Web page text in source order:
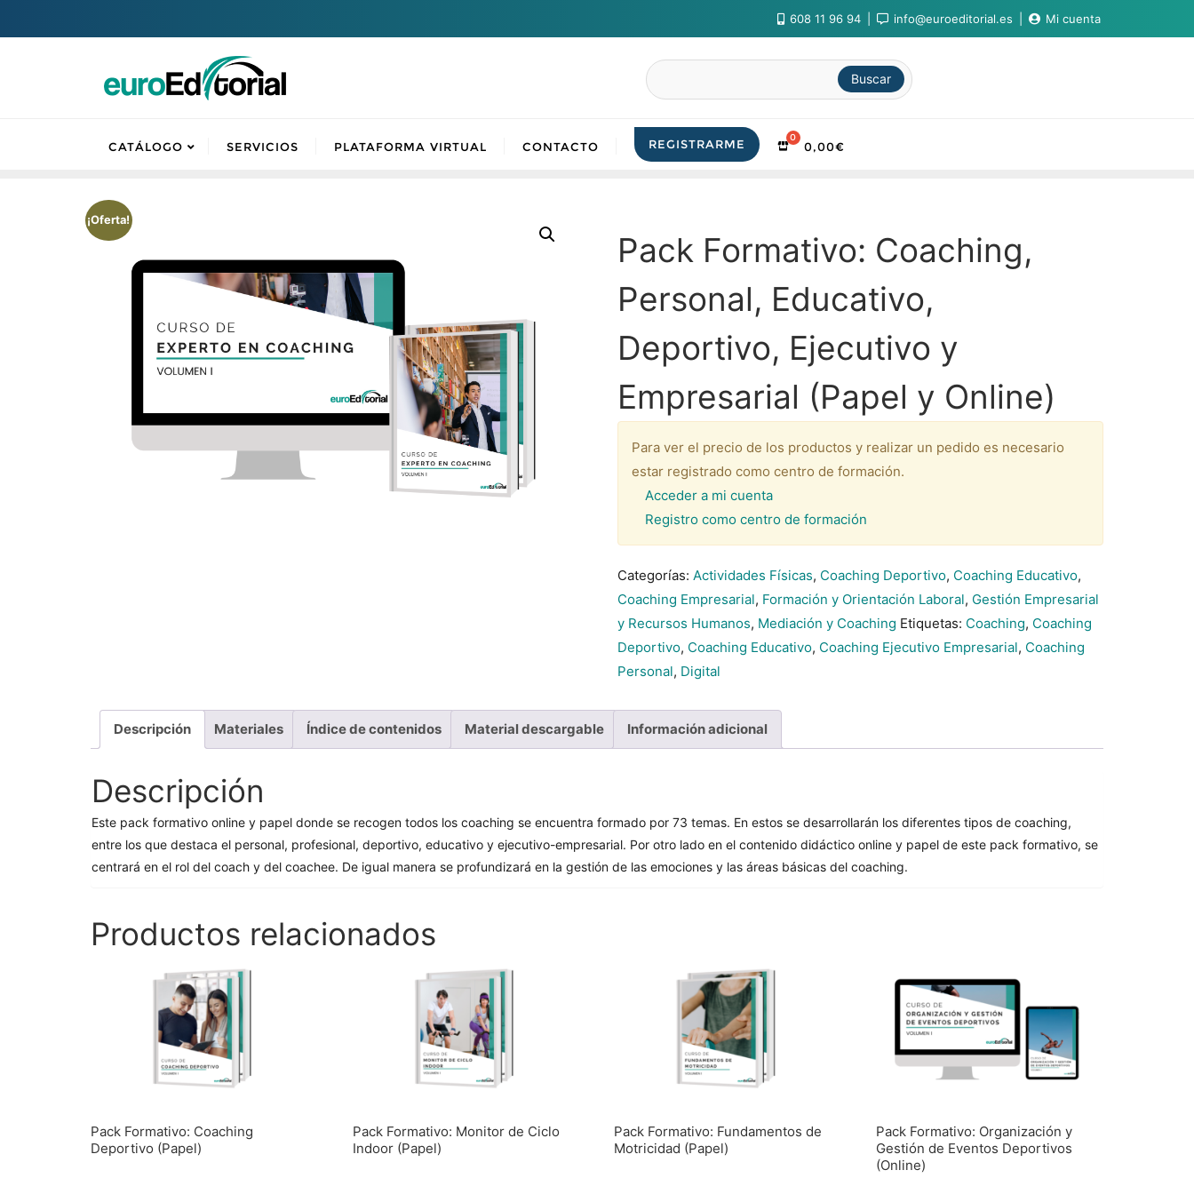
608 11 96 94 info@euroeditorial.es Mi cuenta
Buscar
CATÁLOGO SERVICIOS PLATAFORMA VIRTUAL CONTACTO REGISTRARME 0,00€
¡Oferta!
Pack Formativo: Coaching,
Personal, Educativo,
Deportivo, Ejecutivo y
Empresarial (Papel y Online)
Para ver el precio de los productos y realizar un pedido es necesario
estar registrado como centro de formación.
Acceder a mi cuenta
Registro como centro de formación
Categorías: Actividades Físicas, Coaching Deportivo, Coaching Educativo,
Coaching Empresarial, Formación y Orientación Laboral, Gestión Empresarial
y Recursos Humanos, Mediación y Coaching Etiquetas: Coaching, Coaching
Deportivo, Coaching Educativo, Coaching Ejecutivo Empresarial, Coaching
Personal, Digital
Descripción Materiales Índice de contenidos Material descargable Información adicional
Descripción
Este pack formativo online y papel donde se recogen todos los coaching se encuentra formado por 73 temas. En estos se desarrollarán los diferentes tipos de coaching,
entre los que destaca el personal, profesional, deportivo, educativo y ejecutivo-empresarial. Por otro lado en el contenido didáctico online y papel de este pack formativo, se
centrará en el rol del coach y del coachee. De igual manera se profundizará en la gestión de las emociones y las áreas básicas del coaching.
Productos relacionados
Pack Formativo: Coaching
Deportivo (Papel)
Pack Formativo: Monitor de Ciclo
Indoor (Papel)
Pack Formativo: Fundamentos de
Motricidad (Papel)
Pack Formativo: Organización y
Gestión de Eventos Deportivos
(Online)